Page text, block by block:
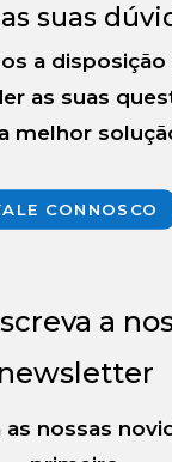
suas
a disposição
as suas
melhor
CONNOSCO
a
newsletter
as nossas